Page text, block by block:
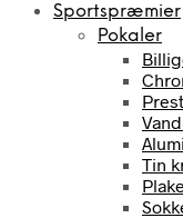
Sportspræmier
Pokaler
Tin